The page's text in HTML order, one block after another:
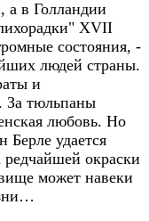
а в Голландии
XVII
состояния, -
людей страны.
и
За тюльпаны
любовь. Но
Берле удается
окраски
может навеки